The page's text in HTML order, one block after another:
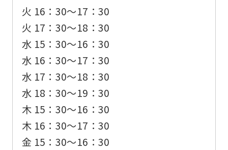
火 16：30〜17：30
火 17：30〜18：30
水 15：30〜16：30
水 16：30〜17：30
水 17：30〜18：30
水 18：30〜19：30
木 15：30〜16：30
木 16：30〜17：30
金 15：30〜16：30